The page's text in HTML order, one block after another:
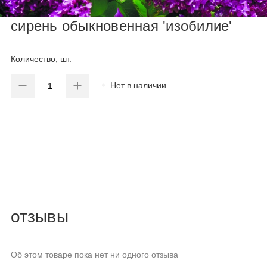
сирень обыкновенная 'изобилие'
Количество, шт.
Нет в наличии
отзывы
Об этом товаре пока нет ни одного отзыва